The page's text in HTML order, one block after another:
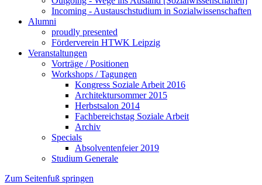
Incoming - Austauschstudium in Sozialwissenschaften
Alumni
proudly presented
Förderverein HTWK Leipzig
Veranstaltungen
Vorträge / Positionen
Workshops / Tagungen
Kongress Soziale Arbeit 2016
Architektursommer 2015
Herbstsalon 2014
Fachbereichstag Soziale Arbeit
Archiv
Specials
Absolventenfeier 2019
Studium Generale
Zum Seitenfuß springen